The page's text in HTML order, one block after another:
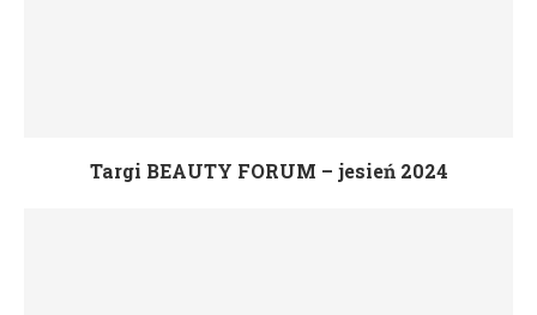
Targi BEAUTY FORUM – jesień 2024